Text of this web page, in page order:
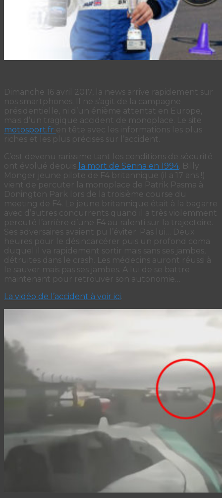
Dimanche 16 avril 2017, la news arrive rapidement sur
nos smartphones. Il ne s’agit de la campagne
présidentielle, ni d’un énième attentat en Europe,
mais d’un tragique accident de monoplace. Le site
motosport.fr en tête avec les informations les plus
riches et les plus précises sur l’accident.
C’est devenu rarissime tant les conditions de sécurité
ont évolué depuis la mort de Senna en 1994. Billy
Monger jeune pilote de F4 britannique (il a 17 ans !)
vient de percuter la monoplace de Patrik Pasma à
Donington Park lors de la troisième course du
meeting de F4. Le jeune britannique était à la bagarre
avec d’autres concurrents quand il a très violemment
percuté l’arrière d’une F4 au ralenti sur la trajectoire.
Ses adversaires avaient pu l’éviter. Pas lui… Deux
heures pour le désincarcérer puis un profond coma
duquel il va rapidement sortir mais sans ses jambes,
détruites dans le crash. Les médecins auront réussi à
le sauver mais pas ses jambes. A lui de se battre
maintenant pour retrouver son autonomie…
La vidéo de l’accident à voir ici